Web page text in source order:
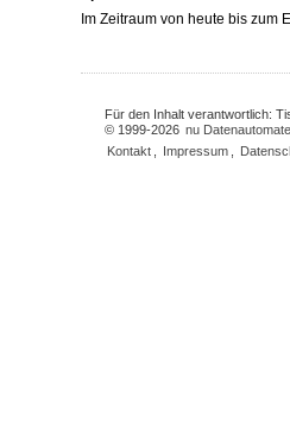
Im Zeitraum von heute bis zum
Für den Inhalt verantwortlich:
© 1999-2026 nu
Kontakt
Impressum